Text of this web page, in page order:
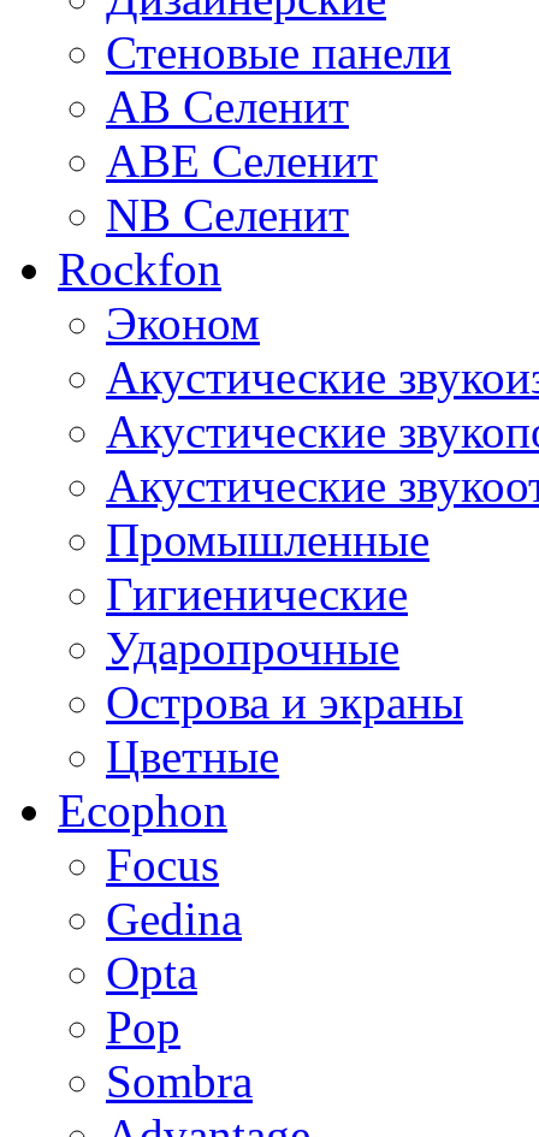
Стеновые панели
AB Селенит
ABE Селенит
NB Селенит
Rockfon
Эконом
Акустические
Акустические
Акустические
Промышленные
Гигиенические
Ударопрочные
Острова и экраны
Цветные
Ecophon
Focus
Gedina
Opta
Pop
Sombra